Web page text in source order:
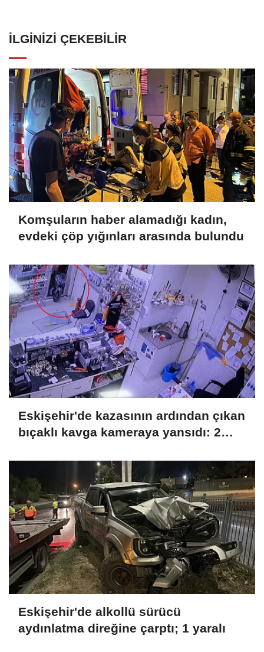
İLGINIZI ÇEKEBILIR
Komşuların haber alamadığı kadın,
evdeki çöp yığınları arasında bulundu
Eskişehir'de kazasının ardından çıkan
bıçaklı kavga kameraya yansıdı: 2
Eskişehir'de alkollü sürücü
aydınlatma direğine çarptı; 1 yaralı